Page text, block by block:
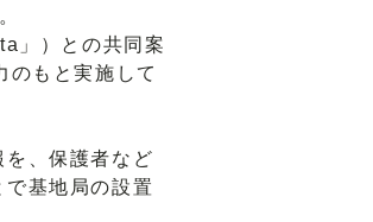
」）との共同案
のもと実施して
、保護者など
基地局の設置